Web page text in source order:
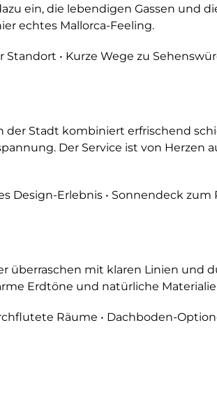
ein, die lebendigen Gassen und
echtes Mallorca-Feeling.
Standort • Kurze Wege zu
der Stadt kombiniert erfrischend
Der Service ist von Herzen
Design-Erlebnis • Sonnendeck zum
überraschen mit klaren Linien und
Erdtöne und natürliche
Räume • Dachboden-